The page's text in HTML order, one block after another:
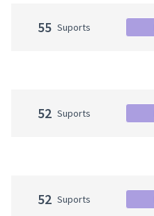
55 Suports
52 Suports
52 Suports